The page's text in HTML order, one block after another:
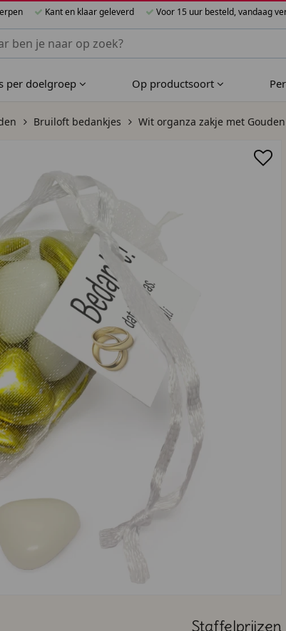
Kant en klaar geleverd Voor 15 uur besteld, vandaag
binnen Bijzondere Bedankjes
per doelgroep Op productsoort
Bruiloft bedankjes Wit organza zakje met
Staffelprijzen